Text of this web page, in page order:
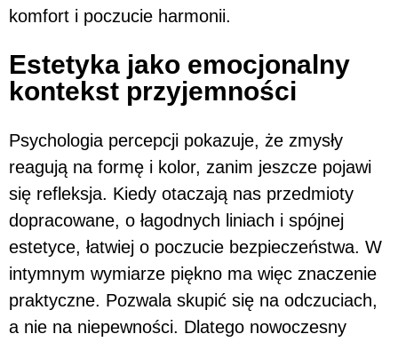
komfort i poczucie harmonii.
Estetyka jako emocjonalny
kontekst przyjemności
Psychologia percepcji pokazuje, że zmysły
reagują na formę i kolor, zanim jeszcze pojawi
się refleksja. Kiedy otaczają nas przedmioty
dopracowane, o łagodnych liniach i spójnej
estetyce, łatwiej o poczucie bezpieczeństwa. W
intymnym wymiarze piękno ma więc znaczenie
praktyczne. Pozwala skupić się na odczuciach,
a nie na niepewności. Dlatego nowoczesny